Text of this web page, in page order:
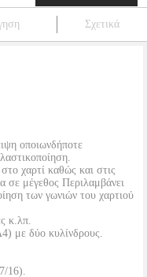
Σχετικά
οποιωνδήποτε
χαρτί καθώς και στις
σε μέγεθος Περιλαμβάνει
των γωνιών του χαρτιού
κ.λπ.
με δύο κυλίνδρους.
16).